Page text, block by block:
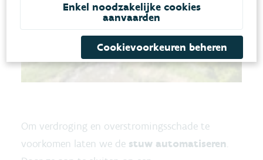
Om verdroging en overstromingsschade te
voorkomen laten we de stuw automatiseren.
Enkel noodzakelijke cookies
aanvaarden
Cookievoorkeuren beheren